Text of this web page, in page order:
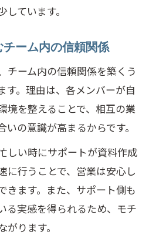
ています。
ーム内の信頼関係
チーム内の信頼関係を築くう
す。理由は、各メンバーが自
境を整えることで、相互の業
の意識が高まるからです。
しい時にサポートが資料作成
に行うことで、営業は安心し
きます。また、サポート側も
る実感を得られるため、モチ
ります。